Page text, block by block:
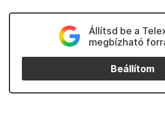
Állítsd be a
megbízható
Beállítom